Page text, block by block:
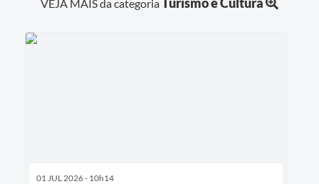
VEJA MAIS da categoria
01 JUL 2026 - 10h14